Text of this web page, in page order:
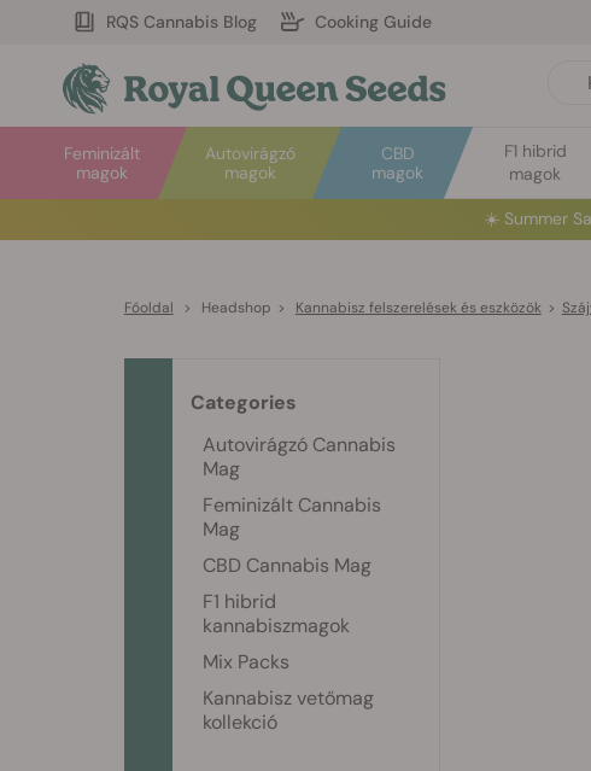
RQS Cannabis Blog Cooking Guide
Autovirágzó
magok
Feminizált
magok
CBD
magok
F1 hibrid
magok
☀️ Summer
Főoldal > Headshop > Kannabisz felszerelések és eszközök >
Categories
Autovirágzó Cannabis
Mag
Feminizált Cannabis
Mag
CBD Cannabis Mag
F1 hibrid
kannabiszmagok
Mix Packs
Kannabisz vetőmag
kollekció